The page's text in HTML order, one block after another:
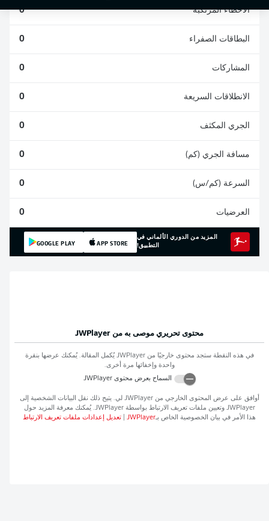
الأخطاء المرتكبة 0
البطاقات الصفراء 0
المشاركات 0
الانطلاقات السريعة 0
الجري المكثف 0
مسافة الجري (كم) 0
السرعة (كم/س) 0
العرضيات 0
المزيد من الدوري الألماني في
التطبيق!
APP STORE
GOOGLE PLAY
محتوى تحريري موصى به من JWPlayer
في هذه النقطة ستجد محتوى خارجيًا منJWPlayer يُكمل المقالة. يُمكنك عرضها بنقرة
واحدة وإخفائها مرة أخرى.
السماح بعرض محتوىJWPlayer
أوافق على عرض المحتوى الخارجي منJWPlayer لي. يتيح ذلك نقل البيانات الشخصية إلى
JWPlayer وتعيين ملفات تعريف الارتباط بواسطةJWPlayer. يُمكنك معرفة المزيد حول
هذا الأمر في بيان الخصوصية الخاص بـJWPlayer تعديل إعدادات ملفات تعريف الارتباط